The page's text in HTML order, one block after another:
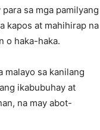
sa mga pamilyang
kapos at mahihirap na
o haka-haka.
malayo sa kanilang
ikabubuhay at
na may abot-